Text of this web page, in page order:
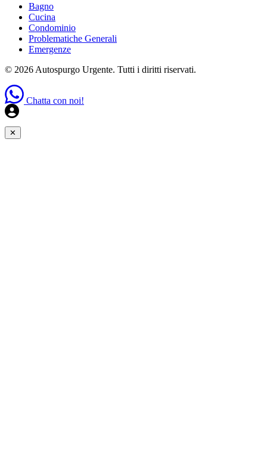
Bagno
Cucina
Condominio
Problematiche Generali
Emergenze
© 2026 Autospurgo Urgente. Tutti i diritti riservati.
Chatta con noi!
✕